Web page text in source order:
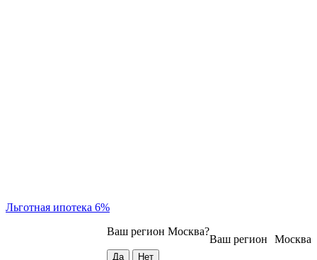
Льготная ипотека 6%
Москва
Ваш регион
Ваш регион Москва?